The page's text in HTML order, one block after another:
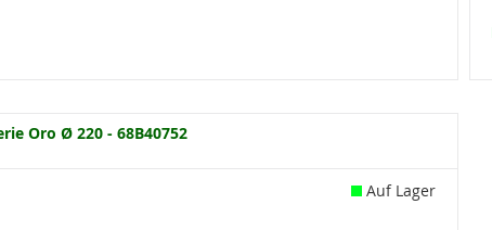
Oro Ø 220 - 68B40752
Auf Lager